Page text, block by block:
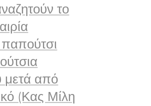
το
μετά από
(Κας Μίλη